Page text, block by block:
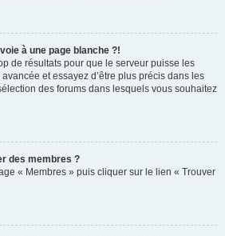
à une page blanche ?!
de résultats pour que le serveur puisse les
et essayez d’être plus précis dans les
des forums dans lesquels vous souhaitez
des membres ?
« Membres » puis cliquer sur le lien « Trouver